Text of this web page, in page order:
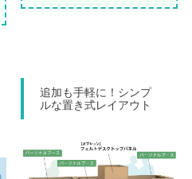
追加も手軽に！シンプ
ルな置き式レイアウト